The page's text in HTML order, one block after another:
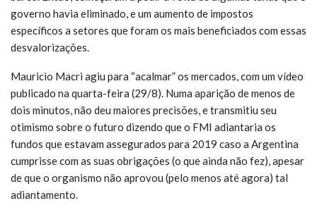
governo havia eliminado, e um aumento de impostos
específicos a setores que foram os mais beneficiados com essas
desvalorizações.
Mauricio Macri agiu para “acalmar” os mercados, com um vídeo
publicado na quarta-feira (29/8). Numa aparição de menos de
dois minutos, não deu maiores precisões, e transmitiu seu
otimismo sobre o futuro dizendo que o FMI adiantaria os
fundos que estavam assegurados para 2019 caso a Argentina
cumprisse com as suas obrigações (o que ainda não fez), apesar
de que o organismo não aprovou (pelo menos até agora) tal
adiantamento.